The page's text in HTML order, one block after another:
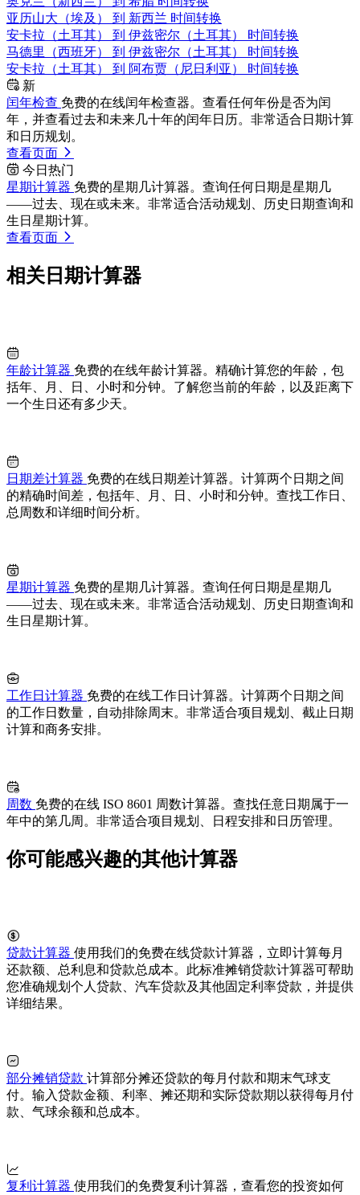
亚历山大（埃及） 到 新西兰 时间转换
安卡拉（土耳其） 到 伊兹密尔（土耳其） 时间转换
马德里（西班牙） 到 伊兹密尔（土耳其） 时间转换
安卡拉（土耳其） 到 阿布贾（尼日利亚） 时间转换
新
闰年检查 免费的在线闰年检查器。查看任何年份是否为闰
年，并查看过去和未来几十年的闰年日历。非常适合日期计算
和日历规划。
查看页面
今日热门
星期计算器 免费的星期几计算器。查询任何日期是星期几
——过去、现在或未来。非常适合活动规划、历史日期查询和
生日星期计算。
查看页面
相关日期计算器
年龄计算器 免费的在线年龄计算器。精确计算您的年龄，包
括年、月、日、小时和分钟。了解您当前的年龄，以及距离下
一个生日还有多少天。
日期差计算器 免费的在线日期差计算器。计算两个日期之间
的精确时间差，包括年、月、日、小时和分钟。查找工作日、
总周数和详细时间分析。
星期计算器 免费的星期几计算器。查询任何日期是星期几
——过去、现在或未来。非常适合活动规划、历史日期查询和
生日星期计算。
工作日计算器 免费的在线工作日计算器。计算两个日期之间
的工作日数量，自动排除周末。非常适合项目规划、截止日期
计算和商务安排。
周数 免费的在线 ISO 8601 周数计算器。查找任意日期属于一
年中的第几周。非常适合项目规划、日程安排和日历管理。
你可能感兴趣的其他计算器
贷款计算器 使用我们的免费在线贷款计算器，立即计算每月
还款额、总利息和贷款总成本。此标准摊销贷款计算器可帮助
您准确规划个人贷款、汽车贷款及其他固定利率贷款，并提供
详细结果。
部分摊销贷款 计算部分摊还贷款的每月付款和期末气球支
付。输入贷款金额、利率、摊还期和实际贷款期以获得每月付
款、气球余额和总成本。
复利计算器 使用我们的免费复利计算器，查看您的投资如何